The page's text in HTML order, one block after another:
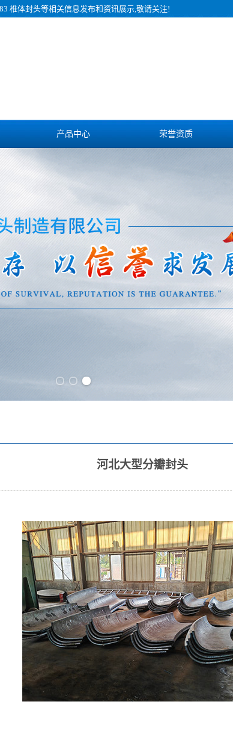
椎体封头等相关信息发布和资讯展示,敬请关注!
产品中心 荣誉资质
河北大型分瓣封头